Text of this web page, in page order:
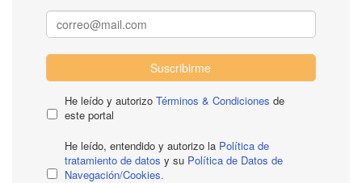
Suscribirme
He leído y autorizo Términos & Condiciones de
este portal
He leído, entendido y autorizo la Política de
tratamiento de datos y su Política de Datos de
Navegación/Cookies.